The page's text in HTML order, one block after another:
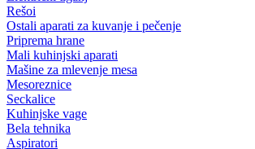
Rešoi
Ostali aparati za kuvanje i pečenje
Priprema hrane
Mali kuhinjski aparati
Mašine za mlevenje mesa
Mesoreznice
Seckalice
Kuhinjske vage
Bela tehnika
Aspiratori